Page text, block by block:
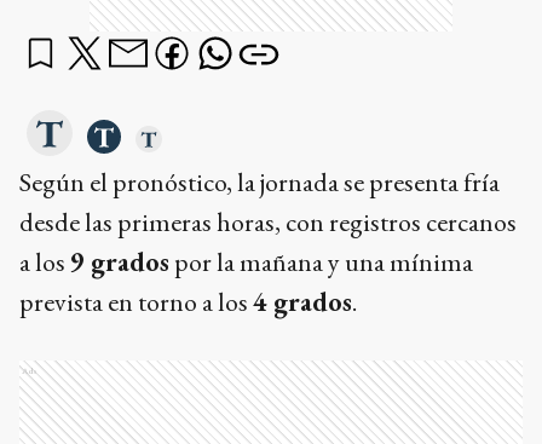
Según el pronóstico, la jornada se presenta fría
desde las primeras horas, con registros cercanos
a los9 grados por la mañana y una mínima
prevista en torno a los4 grados.
Ads